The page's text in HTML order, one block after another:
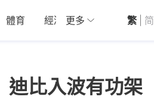
體育 經濟 01深圳 觀點
更多 繁 简
比入波有功架